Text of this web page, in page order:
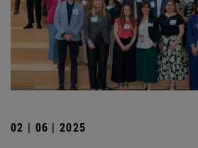
02 | 06 | 2025